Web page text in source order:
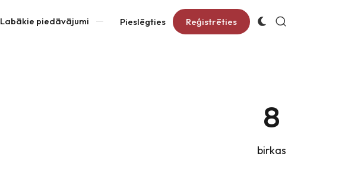
Labākie piedāvājumi Pieslēgties Reģistrēties
8
birkas